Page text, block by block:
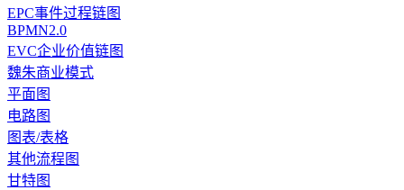
EPC事件过程链图
BPMN2.0
EVC企业价值链图
魏朱商业模式
平面图
电路图
图表/表格
其他流程图
甘特图